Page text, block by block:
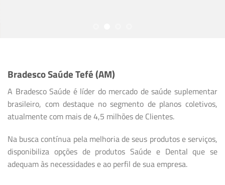
Bradesco Saúde Tefé (AM)
A Bradesco Saúde é líder do mercado de saúde suplementar
brasileiro, com destaque no segmento de planos coletivos,
atualmente com mais de 4,5 milhões de Clientes.
Na busca contínua pela melhoria de seus produtos e serviços,
disponibiliza opções de produtos Saúde e Dental que se
adequam às necessidades e ao perfil de sua empresa.